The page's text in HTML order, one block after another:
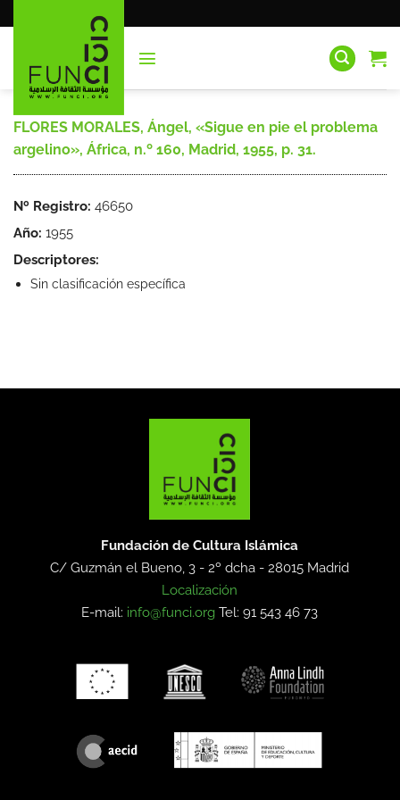
al
FLORES MORALES, Ángel, «Sigue en pie el problema
argelino», África, n.º 160, Madrid, 1955, p. 31.
Nº Registro: 46650
Año: 1955
Descriptores:
Sin clasificación específica
Fundación de Cultura Islámica
C/ Guzmán el Bueno, 3 - 2º dcha -28015 Madrid
Localización
E-mail: info@funci.org Tel: 91 543 46 73